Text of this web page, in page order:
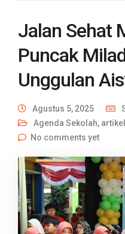
Jalan Sehat
Puncak
Unggulan
Agustus 5, 2025
Agenda Sekolah, artikel
No comments yet